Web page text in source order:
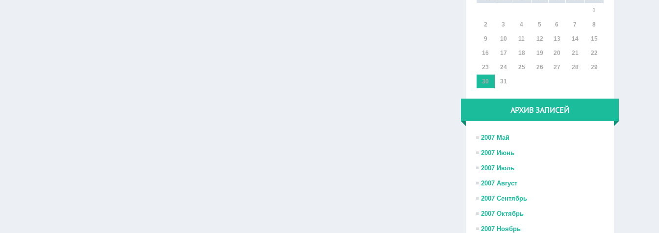
1
2 3 4 5 6 7 8
9 10 11 12 13 14 15
16 17 18 19 20 21 22
23 24 25 26 27 28 29
30 31
АРХИВ ЗАПИСЕЙ
2007 Май
2007 Июнь
2007 Июль
2007 Август
2007 Сентябрь
2007 Октябрь
2007 Ноябрь